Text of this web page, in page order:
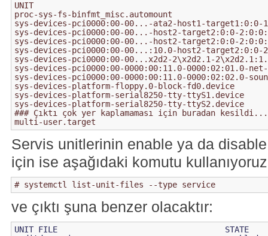
UNIT
proc-sys-fs-binfmt_misc.automount
sys-devices-pci0000:00-00...-ata2-host1-target1:0:0-
sys-devices-pci0000:00-00...-host2-target2:0:0-
sys-devices-pci0000:00-00...-host2-target2:0:0-2:0:0:0-
sys-devices-pci0000:00-00...:10.0-host2-target2:0:0-
sys-devices-pci0000:00-00...x2d2-2\x2d2.1-
sys-devices-pci0000:00-0000:00:11.0-0000:02:01.0-
sys-devices-pci0000:00-0000:00:11.0-0000:02:02.0-
sys-devices-platform-floppy.0-block-fd0.device
sys-devices-platform-serial8250-tty-
sys-devices-platform-serial8250-tty-
### Çıktı çok yer kaplamaması için buradan
Servis unitlerinin enable ya da
için ise aşağıdaki komutu
ve çıktı şuna benzer olacaktır:
UNIT FILE                                   STATE